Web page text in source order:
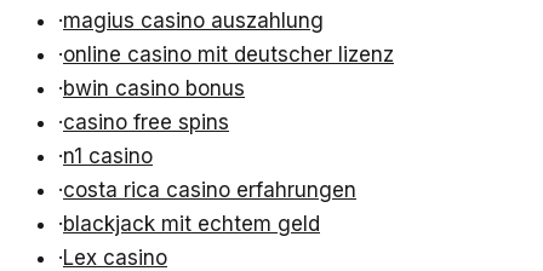
·magius casino auszahlung
·online casino mit deutscher lizenz
·bwin casino bonus
·casino free spins
·n1 casino
·costa rica casino erfahrungen
·blackjack mit echtem geld
·Lex casino